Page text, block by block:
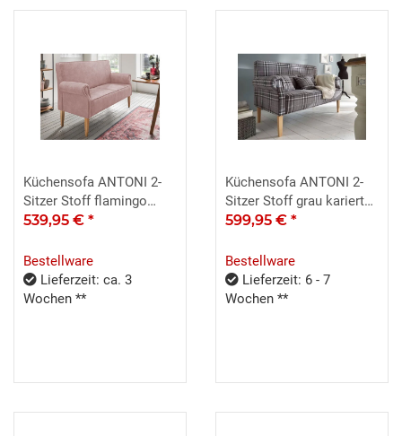
Küchensofa ANTONI 2-
Sitzer Stoff flamingo
rosa inkl. Kissen
539,95 € *
Bestellware
Lieferzeit: ca. 3
Wochen **
Küchensofa ANTONI 2-
Sitzer Stoff grau kariert
inkl. Kissen
599,95 € *
Bestellware
Lieferzeit: 6 - 7
Wochen **